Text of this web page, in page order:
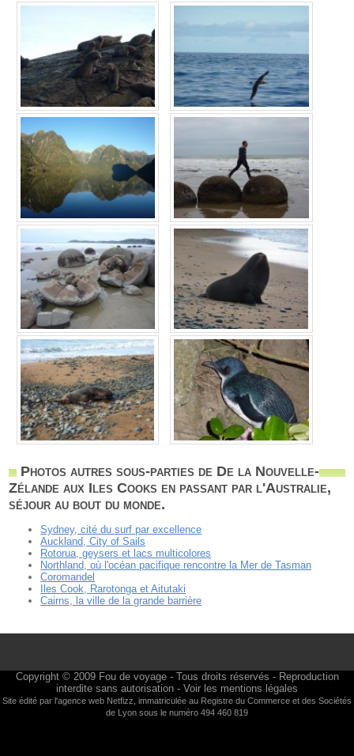
Photos autres sous-parties de De la Nouvelle-
Zélande aux Iles Cooks en passant par l'Australie,
séjour au bout du monde.
Sydney, cité du surf par excellence
Auckland, City of Sails
Rotorua, geysers et lacs multicolores
Northland, où l'océan pacifique rencontre la Mer de Tasman
Coromandel
Iles Cook, Rarotonga et Aitutaki
Cairns, la ville de la grande barrière
Copyright © 2009 Fou de voyage- Tous droits réservés - Reproduction
interdite sans autorisation - Voir les mentions légales
Site édité par l'agence web Netfizz , immatriculée au Registre du Commerce et des Sociétés
de Lyon sous le numéro 494 460 819